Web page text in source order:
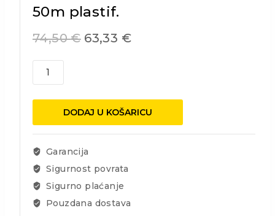
50m plastif.
74,50€ 63,33 €
Žičano
količina
DODAJ U KOŠARICU
Garancija
Sigurnost povrata
Sigurno plaćanje
Pouzdana dostava